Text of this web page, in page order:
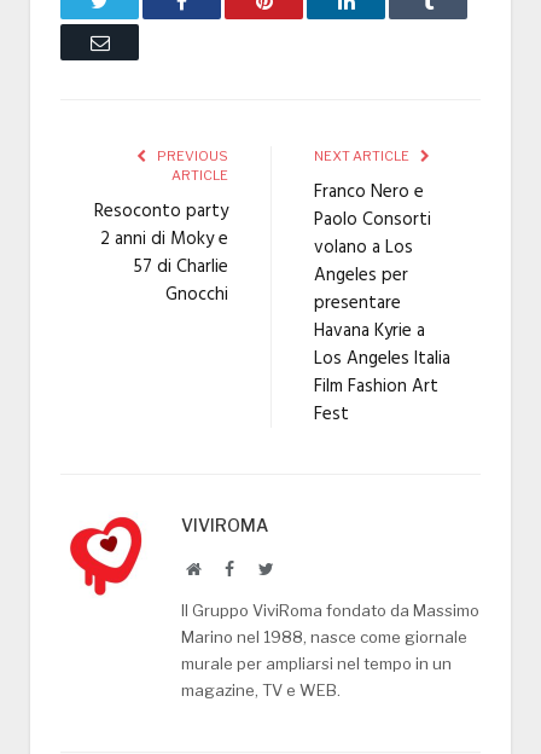
Email
PREVIOUS
ARTICLE
Resoconto party
2 anni di Moky e
57 di Charlie
Gnocchi
NEXT ARTICLE
Franco Nero e
Paolo Consorti
volano a Los
Angeles per
presentare
Havana Kyrie a
Los Angeles Italia
Film Fashion Art
Fest
VIVIROMA
WebsiteFacebookTwitter
Il Gruppo ViviRoma fondato da Massimo
Marino nel 1988, nasce come giornale
murale per ampliarsi nel tempo in un
magazine, TV e WEB.